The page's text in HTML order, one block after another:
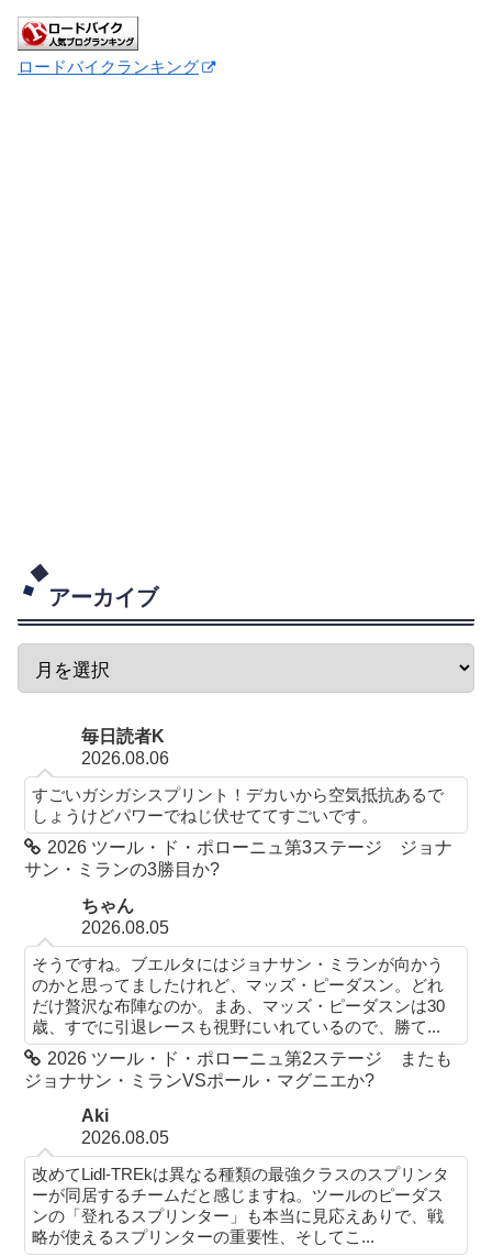
ロードバイクランキング
アーカイブ
毎日読者K
2026.08.06
すごいガシガシスプリント！デカいから空気抵抗あるで
しょうけどパワーでねじ伏せててすごいです。
2026 ツール・ド・ポローニュ第3ステージ ジョナ
サン・ミランの3勝目か?
ちゃん
2026.08.05
そうですね。ブエルタにはジョナサン・ミランが向かう
のかと思ってましたけれど、マッズ・ピーダスン。どれ
だけ贅沢な布陣なのか。まあ、マッズ・ピーダスンは30
歳、すでに引退レースも視野にいれているので、勝て...
2026 ツール・ド・ポローニュ第2ステージ またも
ジョナサン・ミランVSポール・マグニエか?
Aki
2026.08.05
改めてLidl-TREkは異なる種類の最強クラスのスプリンタ
ーが同居するチームだと感じますね。ツールのピーダス
ンの「登れるスプリンター」も本当に見応えありで、戦
略が使えるスプリンターの重要性、そしてこ...